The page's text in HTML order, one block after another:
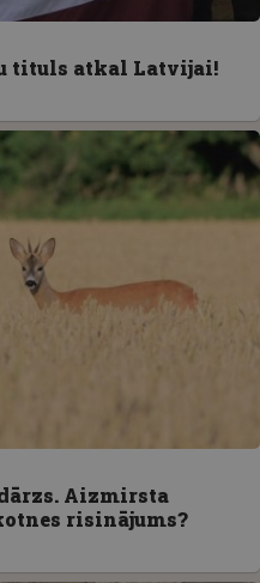
tituls atkal Latvijai!
Aizmirsta
risinājums?